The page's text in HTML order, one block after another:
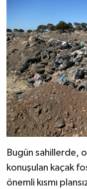
Bugün sahillerde,
konuşulan kaçak
önemli kısmı